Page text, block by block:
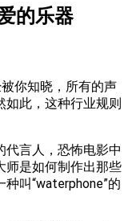
的乐器
你知晓，所有的声
如此，这种行业规则
代言人，恐怖电影中
师是如何制作出那些
叫“waterphone”的